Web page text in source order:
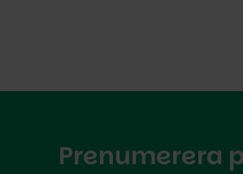
Prenumerera